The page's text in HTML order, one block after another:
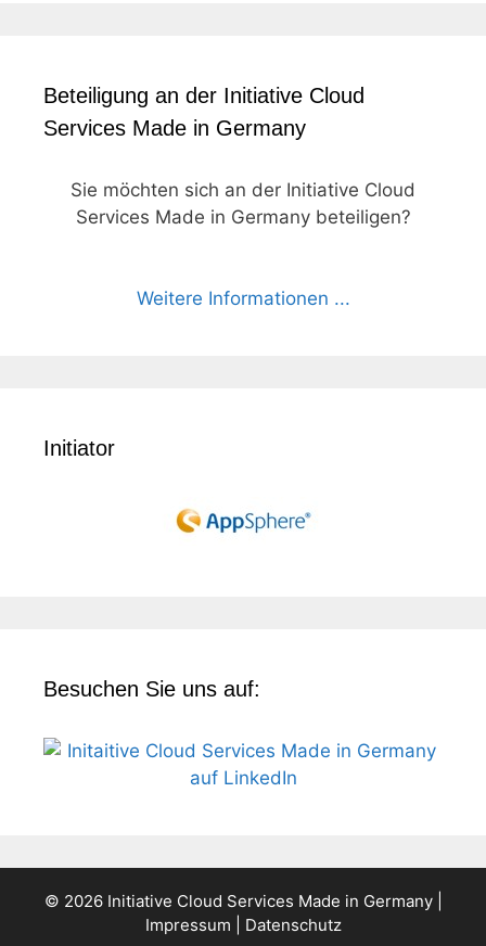
Beteiligung an der Initiative Cloud
Services Made in Germany
Sie möchten sich an der Initiative Cloud
Services Made in Germany beteiligen?
Weitere Informationen ...
Initiator
Besuchen Sie uns auf:
© 2026 Initiative Cloud Services Made in Germany |
Impressum
Datenschutz